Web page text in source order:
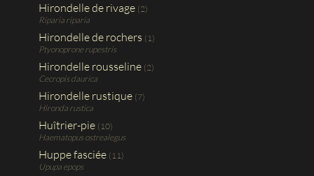
Hirondelle de rivage (2)
Riparia riparia
Hirondelle de rochers (1)
Ptyonoprone rupestris
Hirondelle rousseline (2)
Cecropis daurica
Hirondelle rustique (7)
Hironda rustica
Huîtrier-pie (10)
Haematopus ostrealegus
Huppe fasciée (11)
Upupa epops